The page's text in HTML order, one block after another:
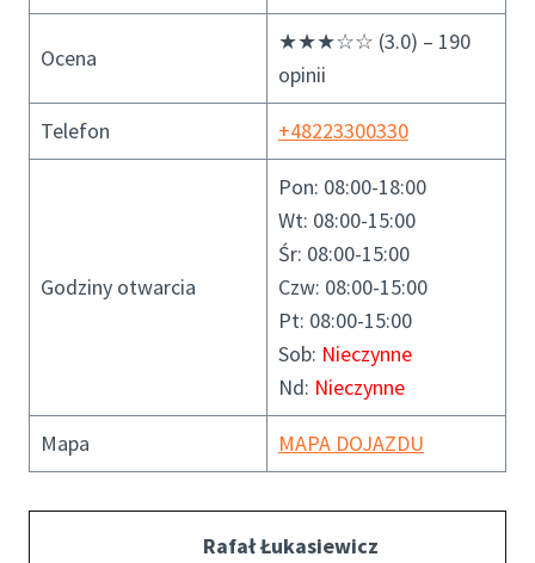
Ocena
★★★☆☆ (3.0) – 190
opinii
Telefon +48223300330
Godziny otwarcia
Pon: 08:00-18:00
Wt: 08:00-15:00
Śr: 08:00-15:00
Czw: 08:00-15:00
Pt: 08:00-15:00
Sob: Nieczynne
Nd: Nieczynne
Mapa MAPA DOJAZDU
Rafał Łukasiewicz